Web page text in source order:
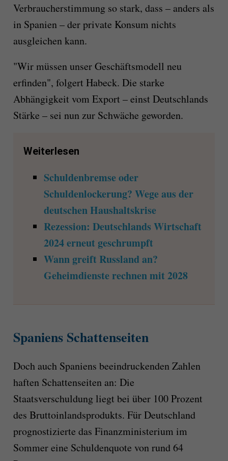
Verbraucherstimmung so stark, dass – anders als
in Spanien – der private Konsum nichts
ausgleichen kann.
"Wir müssen unser Geschäftsmodell neu
erfinden", folgert Habeck. Die starke
Abhängigkeit vom Export – einst Deutschlands
Stärke – sei nun zur Schwäche geworden.
Weiterlesen
Schuldenbremse oder
Schuldenlockerung? Wege aus der
deutschen Haushaltskrise
Rezession: Deutschlands Wirtschaft
2024 erneut geschrumpft
Wann greift Russland an?
Geheimdienste rechnen mit 2028
Spaniens Schattenseiten
Doch auch Spaniens beeindruckenden Zahlen
haften Schattenseiten an: Die
Staatsverschuldung liegt bei über 100 Prozent
des Bruttoinlandsprodukts. Für Deutschland
prognostizierte das Finanzministerium im
Sommer eine Schuldenquote von rund 64